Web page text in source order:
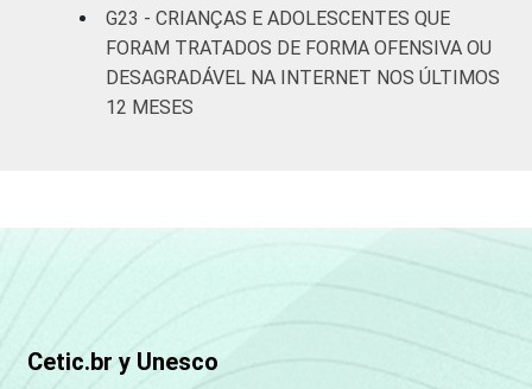
G23 - CRIANÇAS E ADOLESCENTES QUE
FORAM TRATADOS DE FORMA OFENSIVA OU
DESAGRADÁVEL NA INTERNET NOS ÚLTIMOS
12 MESES
Cetic.br y Unesco